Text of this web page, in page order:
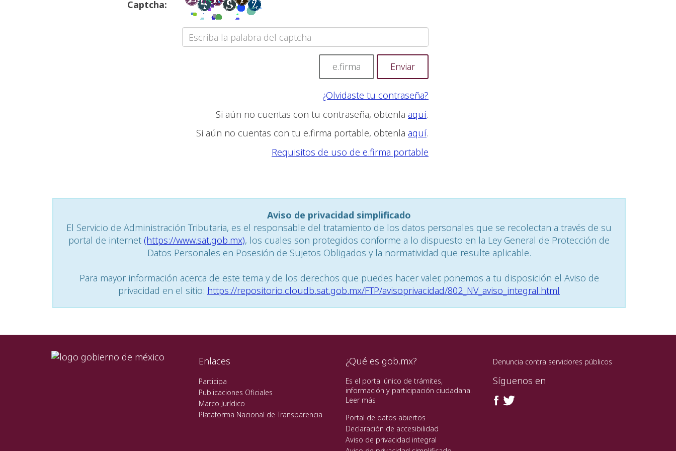
Captcha:
e.firma
¿Olvidaste tu contraseña?
Si aún no cuentas con tu contraseña, obtenla aquí.
Si aún no cuentas con tu e.firma portable, obtenla aquí.
Requisitos de uso de e.firma portable
Aviso de privacidad simplificado
El Servicio de Administración Tributaria, es el responsable del tratamiento de los datos personales que se recolectan a través de su
portal de internet (https://www.sat.gob.mx), los cuales son protegidos conforme a lo dispuesto en la Ley General de Protección de
Datos Personales en Posesión de Sujetos Obligados y la normatividad que resulte aplicable.
Para mayor información acerca de este tema y de los derechos que puedes hacer valer, ponemos a tu disposición el Aviso de
privacidad en el sitio: https://repositorio.cloudb.sat.gob.mx/FTP/avisoprivacidad/802_NV_aviso_integral.html
Enlaces
Participa
Publicaciones Oficiales
Marco Jurídico
Plataforma Nacional de Transparencia
¿Qué es gob.mx?
Es el portal único de trámites,
información y participación ciudadana.
Leer más
Portal de datos abiertos
Declaración de accesibilidad
Aviso de privacidad integral
Denuncia contra servidores públicos
Síguenos en